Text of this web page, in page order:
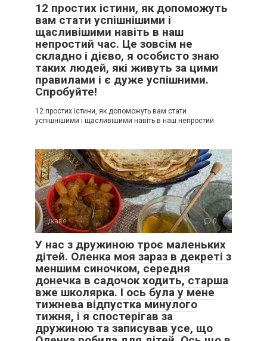
12 простих істини, як допоможуть
вам стати успішнішими і
щасливішими навіть в наш
непростий час. Це зовсім не
складно і дієво, я особисто знаю
таких людей, які живуть за цими
правилами і є дуже успішними.
Спробуйте!
12 простих істини, як допоможуть вам стати
успішнішими і щасливішими навіть в наш непростий
Цікаве 0
У нас з дружиною троє маленьких
дітей. Оленка моя зараз в декреті з
меншим синочком, середня
донечка в садочок ходить, старша
вже школярка. І ось була у мене
тижнева відпустка минулого
тижня, і я спостерігав за
дружиною та записував усе, що